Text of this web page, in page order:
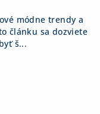
módne trendy a
článku sa dozviete
š...